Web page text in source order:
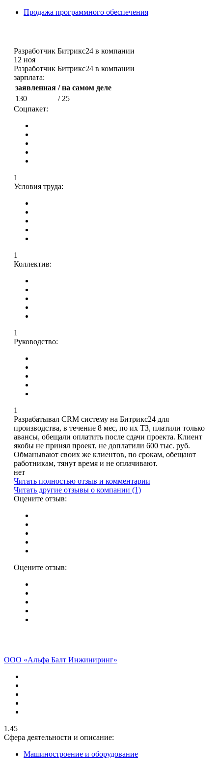
Продажа программного обеспечения
Разработчик Битрикс24 в компании
12 ноя
Разработчик Битрикс24 в компании
зарплата:
заявленная / на самом деле
130
/ 25
Соцпакет:
1
Условия труда:
1
Коллектив:
1
Руководство:
1
Разрабатывал CRM систему на Битрикс24 для
производства, в течение 8 мес, по их ТЗ, платили только
авансы, обещали оплатить после сдачи проекта. Клиент
якобы не принял проект, не доплатили 600 тыс. руб.
Обманывают своих же клиентов, по срокам, обещают
работникам, тянут время и не оплачивают.
нет
Читать полностью отзыв и комментарии
Читать другие отзывы о компании (1)
Оцените отзыв:
Оцените отзыв:
ООО «Альфа Балт Инжиниринг»
1.45
Сфера деятельности и описание:
Машиностроение и оборудование